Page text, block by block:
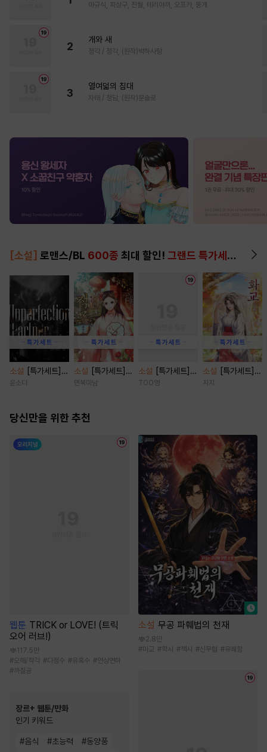
마규식, 피상구, 진월, 테리야끼, 오프카, 뚱개
2
개와 새
정각 / 정각, (원작)박하사탕
3
열여덟의 침대
자태 / 청담, (원작)문슬로
[소설] 로맨스/BL 600종 최대 할인! 그랜드 특가세트
소설
[특가세트]
불건전한 연애 [단
윤소다
소설
[특가세트]
적모 [단행본]
면북미남
소설
[특가세트]
지랄에 진심인 편
TOO영
소설
[특가세트]
화교 [단행본]
지지
당신만을 위한 추천
웹툰 TRICK or LOVE! (트릭
오어 러브!)
117.5만
#오해/착각 #다정수 #유혹수 #연상연하
#까칠공
장르+ 웹툰/만화
인기 키워드
#음식 #초능력 #동양풍
소설 무공 파훼법의 천재
2.8만
#마교 #학사 #책사 #신무협 #유쾌함